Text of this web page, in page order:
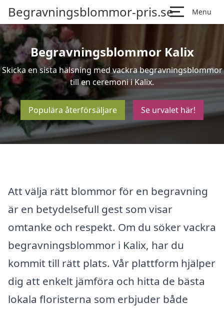
Begravningsblommor-pris.se Menu
Begravningsblommor Kalix
Skicka en sista hälsning med vackra begravningsblommor
till en ceremoni i Kalix.
Populära återförsäljare Se urvalet här!
Att välja rätt blommor för en begravning
är en betydelsefull gest som visar
omtanke och respekt. Om du söker vackra
begravningsblommor i Kalix, har du
kommit till rätt plats. Vår plattform hjälper
dig att enkelt jämföra och hitta de bästa
lokala floristerna som erbjuder både